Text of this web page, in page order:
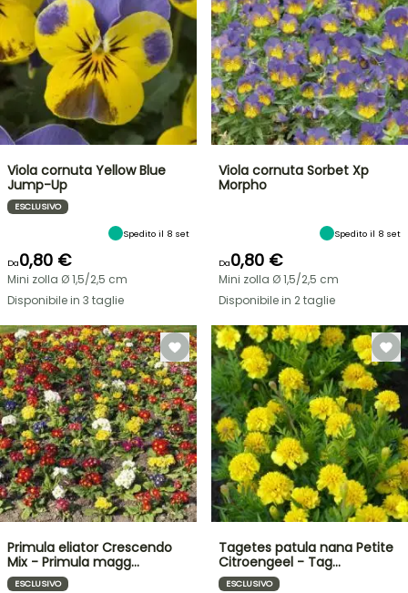
Viola cornuta Yellow Blue
Jump-Up
ESCLUSIVO
Spedito il 8 set
Da0,80 €
Mini zolla Ø 1,5/2,5 cm
Disponibile in 3 taglie
Viola cornuta Sorbet Xp
Morpho
Spedito il 8 set
Da0,80 €
Mini zolla Ø 1,5/2,5 cm
Disponibile in 2 taglie
Primula eliator Crescendo
Mix - Primula magg…
ESCLUSIVO
Tagetes patula nana Petite
Citroengeel - Tag…
ESCLUSIVO